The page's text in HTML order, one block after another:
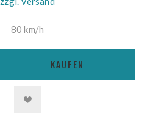
80 km/h
KAUFEN